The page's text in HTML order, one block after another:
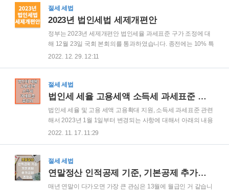
서 알아보도록 하겠습니다. 2023년 달라지는 부동산제도 1월
✅ 다주택자 주택담보대출 최대 30%까지 허용 내년 1분기 서울
다주택자로 LTV 30% 주담대를 받을 수 있게 됩니다. ✅ 재건축
안전진단 제도 개선 안전진단 평가 시 구조안전 항목에 대한 가
중치를 50% ➡ 30%로 하향 하고 주거환경과 설비노후도 비중
을 30% 높였습니다. 판정기..
절세 세법
2023년 법인세법 세제개편안
정부는 2023년 세제개편안 법인세율 과세표준 구가 조정에 대
해 12월 23일 국회 본회의를 통과하였습니다. 종전에는 10% 특
례세율 조정안을 발표했습니다만 부자 감세 프레임에 막혀 실
법인세 세제개편안 발표 내용을 보면 법인세 부담 경감 및 투자.
일자리 창출 지원이유로 법인세를 최대 10%까지 하향 조정을
개시하는 사업연도 분부터 적용하겠다고 했습니다. 2023년 법
인세 세제개편안 ✅ 국회는 지난 23일 밤부터 24일 새벽까지 본
회의를 열고 내년 예산안과 세제개편안을 의결했습니다. 최고
쟁점이었던 법인세 최고세..
2022. 12. 29. 12:11
절세 세법
법인세 세율 고용세액 소득세 과세표준 총정리
법인세 세율 및 고용 세액 고용확대 지원, 소득세 과세표준 관련
해서 2023년 1월 1일부터 변경되는 사항에 대해서 아래의 내용
을 보시고 알아보도록 하겠습니다. 법인세 세율 및 과세표준 구
대업이 주업이거나 부동산 임대 / 이자 / 배당의 매출대비 비중
이 50% 이상]인 법인에는 적용되지 않습니다. 개정취지는 법인
2022. 11. 17. 11:29
절세 세법
연말정산 인적공제 기준, 기본공제 추가공제 총정리
매년 연말이 다가오면 가장 큰 관심은 13월에 월급인 거 같습니